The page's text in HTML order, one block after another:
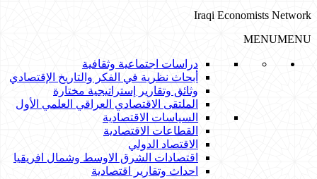
Iraqi Economists Network
MENUMENU
دراسات اجتماعية وثقافية
أبحاث نظرية في الفكر والتاريخ الإقتصادي
وثائق وتقارير إستراتيجية مختارة
الملتقى الاقتصادي العراقي العلمي الأول
السياسات الاقتصادية
القطاعات الاقتصادية
الاقتصاد الدولي
اقتصادات الشرق الاوسط وشمال افريقيا
احداث وتقارير اقتصادية